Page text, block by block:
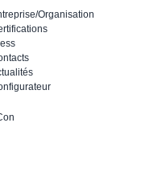
Organisation